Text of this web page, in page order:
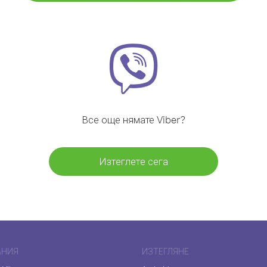
Все още нямате Viber?
Изтеглете сега
ИЗТЕГЛЯНЕ